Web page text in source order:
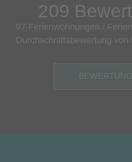
209
97 Ferienwohnungen /
Durchschnittsbewertung von